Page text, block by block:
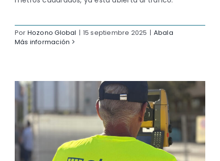
Por Hozono Global | 15 septiembre 2025 | Abala
Más información